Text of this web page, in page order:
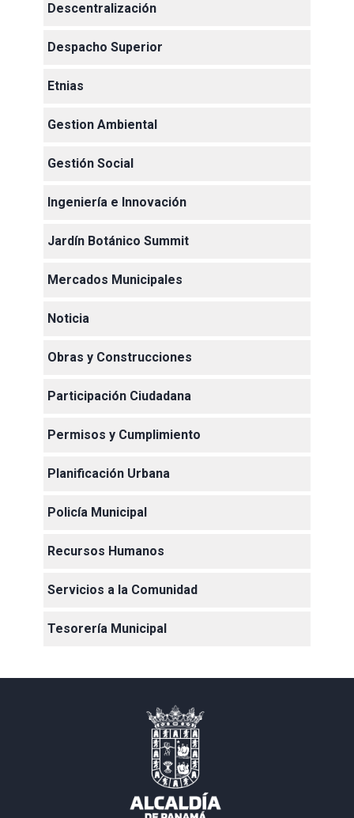
Descentralización
Despacho Superior
Etnias
Gestion Ambiental
Gestión Social
Ingeniería e Innovación
Jardín Botánico Summit
Mercados Municipales
Noticia
Obras y Construcciones
Participación Ciudadana
Permisos y Cumplimiento
Planificación Urbana
Policía Municipal
Recursos Humanos
Servicios a la Comunidad
Tesorería Municipal